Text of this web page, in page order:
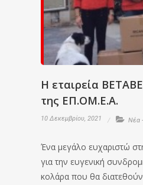
Η εταιρεία
της ΕΠ.ΟΜ.Ε.Α.
10 Δεκεμβρίου, 2021 Νέα
Ένα μεγάλο ευχαριστώ
για την ευγενική
κολάρα που θα